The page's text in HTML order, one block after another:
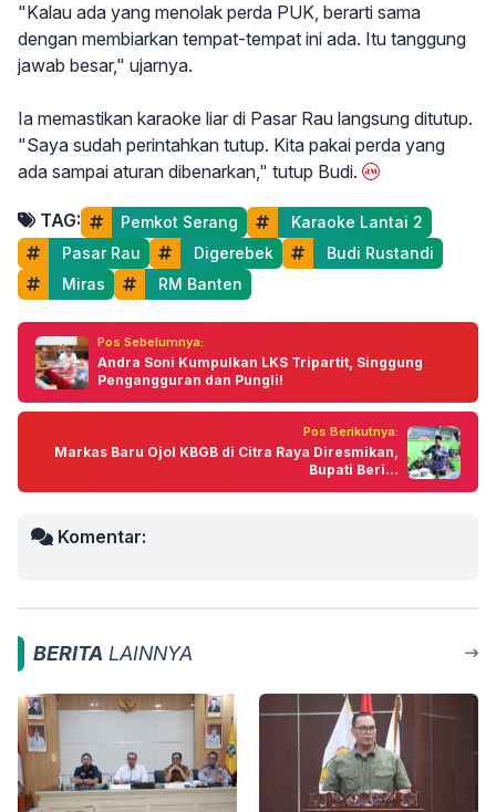
"Kalau ada yang menolak perda PUK, berarti sama
dengan membiarkan tempat-tempat ini ada. Itu tanggung
jawab besar," ujarnya.
Ia memastikan karaoke liar di Pasar Rau langsung ditutup.
"Saya sudah perintahkan tutup. Kita pakai perda yang
ada sampai aturan dibenarkan," tutup Budi.
TAG: Pemkot Serang
Karaoke Lantai 2
Pasar Rau
Digerebek
Budi Rustandi
Miras
RM Banten
Pos Sebelumnya:
Andra Soni Kumpulkan LKS Tripartit, Singgung
Pengangguran dan Pungli!
Pos Berikutnya:
Markas Baru Ojol KBGB di Citra Raya Diresmikan,
Bupati Beri...
Komentar:
BERITA LAINNYA